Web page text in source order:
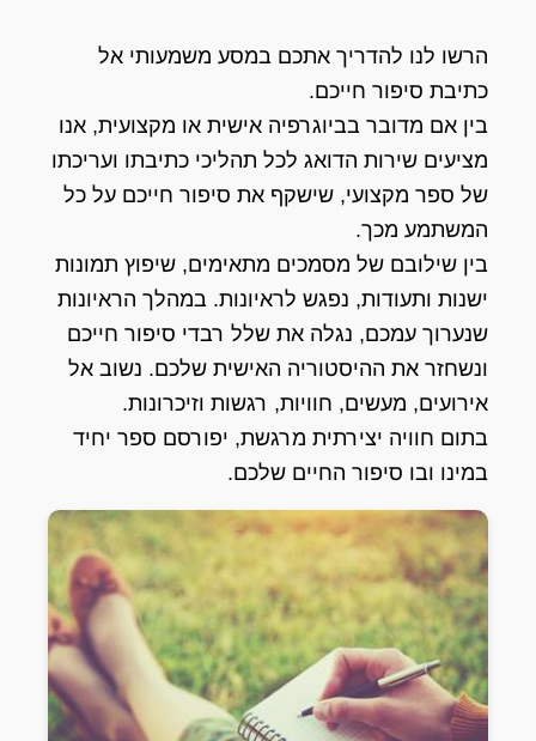
הרשו לנו להדריך אתכם במסע משמעותי אל
כתיבת סיפור חייכם.
בין אם מדובר בביוגרפיה אישית או מקצועית, אנו
מציעים שירות הדואג לכל תהליכי כתיבתו ועריכתו
של ספר מקצועי, שישקף את סיפור חייכם על כל
המשתמע מכך.
בין שילובם של מסמכים מתאימים, שיפוץ תמונות
ישנות ותעודות, נפגש לראיונות. במהלך הראיונות
שנערוך עמכם, נגלה את שלל רבדי סיפור חייכם
ונשחזר את ההיסטוריה האישית שלכם. נשוב אל
אירועים, מעשים, חוויות, רגשות וזיכרונות.
בתום חוויה יצירתית מרגשת, יפורסם ספר יחיד
במינו ובו סיפור החיים שלכם.